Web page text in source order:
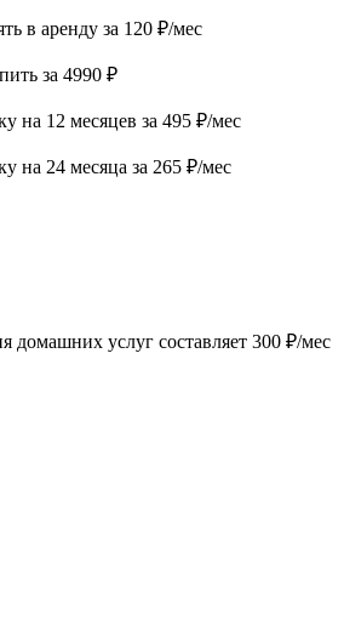
в аренду за 120 ₽/мес
за 4990 ₽
на 12 месяцев за 495 ₽/мес
на 24 месяца за 265 ₽/мес
домашних услуг составляет 300 ₽/мес